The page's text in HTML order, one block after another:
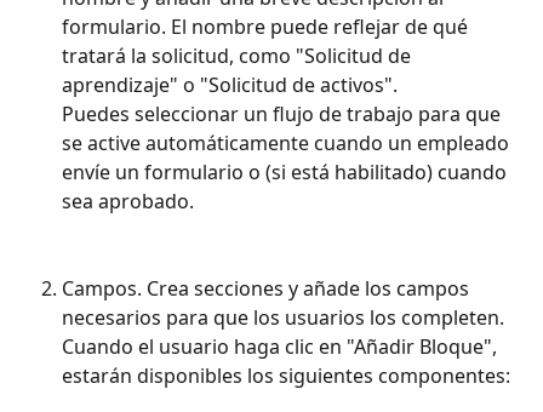
formulario. El nombre puede reflejar de qué
tratará la solicitud, como "Solicitud de
aprendizaje" o "Solicitud de activos".
Puedes seleccionar un flujo de trabajo para que
se active automáticamente cuando un empleado
envíe un formulario o (si está habilitado) cuando
sea aprobado.
Campos. Crea secciones y añade los campos
necesarios para que los usuarios los completen.
Cuando el usuario haga clic en "Añadir Bloque",
estarán disponibles los siguientes componentes: